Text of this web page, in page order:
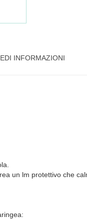
INFORMAZIONI
un lm protettivo che